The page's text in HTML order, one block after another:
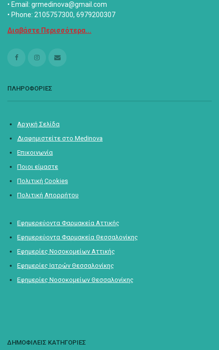
• Email: grmedinova@gmail.com
• Phone: 2105757300, 6979200307
Διαβάστε Περισσότερα...
ΠΛΗΡΟΦΟΡΙΕΣ
Αρχική Σελίδα
Διαφημιστείτε στο Medinova
Επικοινωνία
Ποιοι είμαστε
Πολιτική Cookies
Πολιτική Απορρήτου
Εφημερεύοντα Φαρμακεία Αττικής
Εφημερεύοντα Φαρμακεία Θεσσαλονίκης
Εφημερίες Νοσοκομείων Αττικής
Εφημερίες Ιατρών Θεσσαλονίκης
Εφημερίες Νοσοκομείων Θεσσαλονίκης
ΔΗΜΟΦΙΛΕΙΣ ΚΑΤΗΓΟΡΙΕΣ